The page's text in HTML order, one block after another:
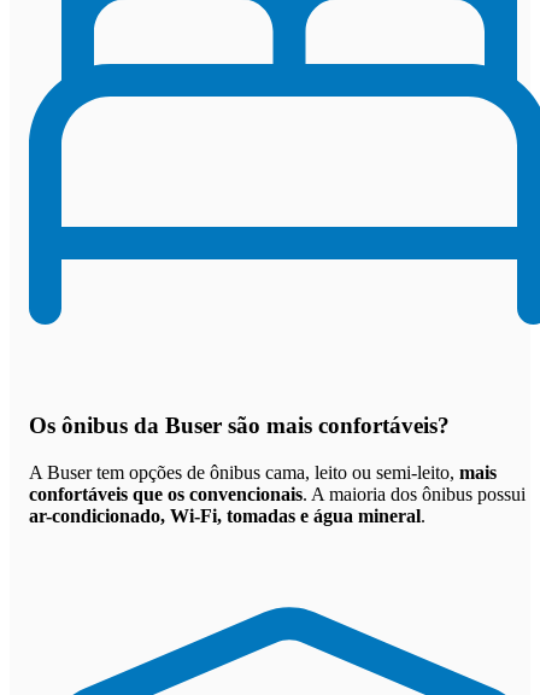
Os ônibus da Buser são mais confortáveis?
A Buser tem opções de ônibus cama, leito ou semi-leito, mais
confortáveis que os convencionais. A maioria dos ônibus possui
ar-condicionado, Wi-Fi, tomadas e água mineral.